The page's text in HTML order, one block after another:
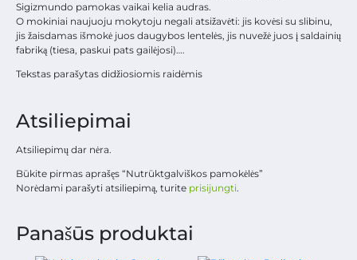
Sigizmundo pamokas vaikai kelia audras.
O mokiniai naujuoju mokytoju negali atsižavėti: jis kovėsi su slibinu,
jis žaisdamas išmokė juos daugybos lentelės, jis nuvežė juos į saldainių
fabriką (tiesa, paskui pats gailėjosi)….
Tekstas parašytas didžiosiomis raidėmis
Atsiliepimai
Atsiliepimų dar nėra.
Būkite pirmas aprašęs “Nutrūktgalviškos pamokėlės”
Norėdami parašyti atsiliepimą, turite prisijungti.
Panašūs produktai